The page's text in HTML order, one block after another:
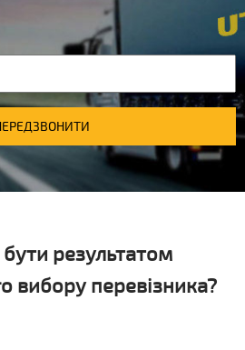
результатом
вибору перевізника?